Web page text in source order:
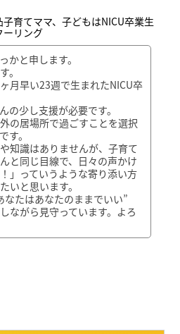
育てママ、子どもはNICU卒業生
ーリング
かと申します。
。
月早い23週で生まれたNICU卒
の少し支援が必要です。
の居場所で過ごすことを選択
す。
知識はありませんが、子育て
と同じ目線で、日々の声かけ
」っていうような寄り添い方
いと思います。
なたはあなたのままでいい”
ながら見守っています。よろ